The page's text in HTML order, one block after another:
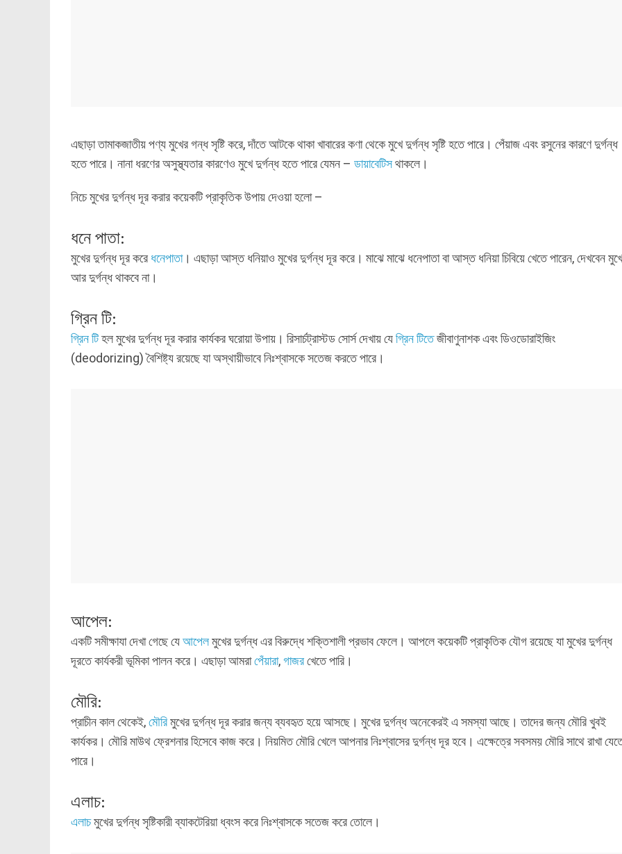
এছাড়া তামাকজাতীয় পণ্য মুখের গন্ধ সৃষ্টি করে, দাঁতে আটকে থাকা খাবারের কণা থেকে মুখে দুর্গন্ধ সৃষ্টি হতে পারে। পেঁয়াজ এবং রসুনের কারণে দুর্গন্ধ
হতে পারে। নানা ধরণের অসুস্থ্যতার কারণেও মুখে দুর্গন্ধ হতে পারে যেমন – ডায়াবেটিসথাকলে।
নিচে মুখের দুর্গন্ধ দূর করার কয়েকটি প্রাকৃতিক উপায় দেওয়া হলো –
ধনে পাতা:
মুখের দুর্গন্ধ দূর করে ধনেপাতা। এছাড়া আস্ত ধনিয়াও মুখের দুর্গন্ধ দূর করে। মাঝে মাঝে ধনেপাতা বা আস্ত ধনিয়া চিবিয়ে খেতে পারেন, দেখবেন মুখে
আর দুর্গন্ধ থাকবে না।
গ্রিন টি:
গ্রিন টিহল মুখের দুর্গন্ধ দূর করার কার্যকর ঘরোয়া উপায়। রিসার্চট্রাস্টড সোর্স দেখায় যেগ্রিন টিতেজীবাণুনাশক এবং ডিওডোরাইজিং
(deodorizing) বৈশিষ্ট্য রয়েছে যা অস্থায়ীভাবে নিঃশ্বাসকে সতেজ করতে পারে।
আপেল:
একটি সমীক্ষাযা দেখা গেছে যেআপেলমুখের দুর্গন্ধ এর বিরুদ্ধে শক্তিশালী প্রভাব ফেলে। আপলে কয়েকটি প্রাকৃতিক যৌগ রয়েছে যা মুখের দুর্গন্ধ
দূরতে কার্যকরী ভূমিকা পালন করে। এছাড়া আমরাপেঁয়ারা,গাজরখেতে পারি।
মৌরি:
প্রাচীন কাল থেকেই,মৌরিমুখের দুর্গন্ধ দূর করার জন্য ব্যবহৃত হয়ে আসছে। মুখের দুর্গন্ধ অনেকেরই এ সমস্যা আছে। তাদের জন্য মৌরি খুবই
কার্যকর। মৌরি মাউথ ফ্রেশনার হিসেবে কাজ করে। নিয়মিত মৌরি খেলে আপনার নিঃশ্বাসের দুর্গন্ধ দূর হবে। এক্ষেত্রে সবসময় মৌরি সাথে রাখা
পারে।
এলাচ:
এলাচমুখের দুর্গন্ধ সৃষ্টিকারী ব্যাকটেরিয়া ধ্বংস করে নিঃশ্বাসকে সতেজ করে তোলে।